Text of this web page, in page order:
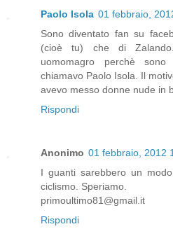
Paolo Isola 01 febbraio,
Sono diventato fan su
(cioè tu) che di
uomomagro perchè
chiamavo Paolo Isola. Il
avevo messo donne nude in
Rispondi
Anonimo 01 febbraio, 2012
I guanti sarebbero un
ciclismo. Speriamo.
primoultimo81@gmail.it
Rispondi